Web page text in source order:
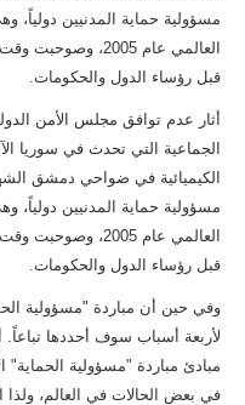
مسؤولية حماية المدنيين دولياً،
العالمي عام 2005،
قبل رؤساء الدول والحكومات.
أثار عدم توافق مجلس الأمن
الجماعية التي تحدث في سوريا
الكيميائية في ضواحي دمشق
مسؤولية حماية المدنيين دولياً،
العالمي عام 2005،
قبل رؤساء الدول والحكومات.
وفي حين أن مباردة "مسؤولية
لأربعة أسباب سوف أحددها تباعاً.
مبادئ مباردة "مسؤولية الحماية"
في بعض الحالات في العالم،